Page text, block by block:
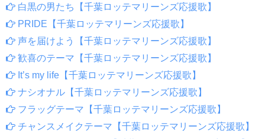
白黒の男たち【千葉ロッテマリーンズ応援歌】
PRIDE【千葉ロッテマリーンズ応援歌】
声を届けよう【千葉ロッテマリーンズ応援歌】
歓喜のテーマ【千葉ロッテマリーンズ応援歌】
It’s my life【千葉ロッテマリーンズ応援歌】
ナシオナル【千葉ロッテマリーンズ応援歌】
フラッグテーマ【千葉ロッテマリーンズ応援歌】
チャンスメイクテーマ【千葉ロッテマリーンズ応援歌】